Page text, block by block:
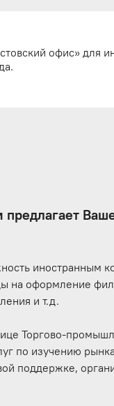
офис» для
предлагает
иностранным
на оформление
и т.д.
Торгово-
по изучению
поддержке,